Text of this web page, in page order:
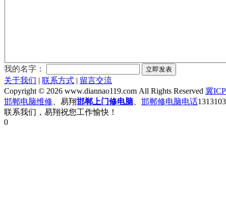
我的名字：
关于我们 | 联系方式 | 留言交流
Copyright © 2026 www.diannao119.com All Rights Reserved 冀
邯郸电脑维修 、易翔邯郸上门修电脑 邯郸修电脑电话
联系我们，易翔祝您工作愉快！
0